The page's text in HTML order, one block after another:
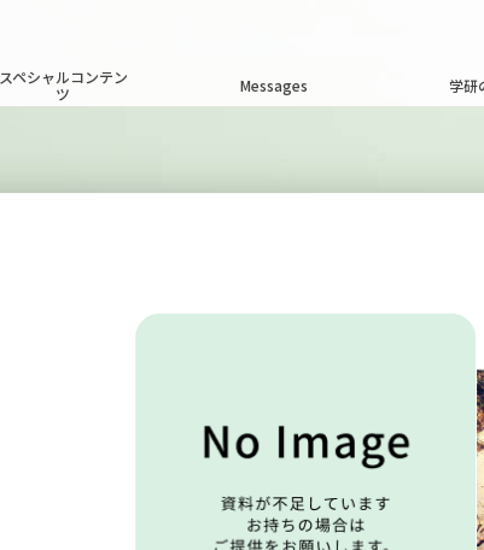
スペシャルコンテン
ツ
Messages 学研